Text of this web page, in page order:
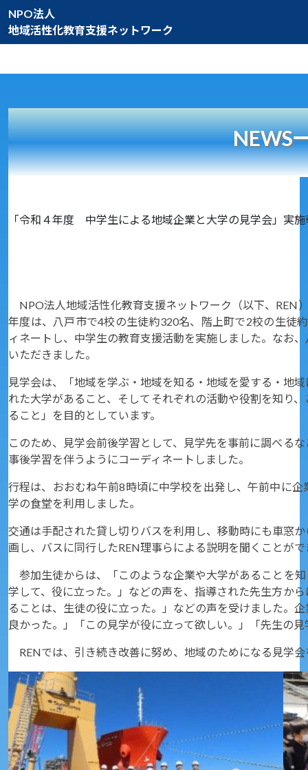
NPO法人
地域活性化教育支援ネットワーク
NEWS
「令和４年度 中学生による地域企業と大学の見学会」実施
NPO法人地域活性化教育支援ネットワーク（以下、REN
年度は、八戸市で4校の生徒約320名、階上町で2校の生徒
ィネートし、中学生の教育支援活動を実施しました。なお
いただきました。
見学会は、「地域を学ぶ・地域を知る・地域を愛する・地
れた大学があること、そしてそれぞれの活動や役割を知り
ること」を目的としています。
このため、見学会前後学習として、見学先を事前に調べる
事後学習を伴うようにコーディネートしました。
行程は、おおむね午前8時頃に中学校を出発し、午前中に
学の食堂を利用しました。
交通は手配された貸し切りバスを利用し、移動時にも車窓
画し、バスに同行したREN理事らによる説明を聞くことが
参加生徒からは、「このような企業や大学があることを
学して、役に立った。」などの声を、指導された先生方か
ることは、生徒の役に立った。」などの声を受けました。
良かった。」「この見学が役に立って欲しい。」「先生の
RENでは、引き続き改善に努め、地域のためになる見学